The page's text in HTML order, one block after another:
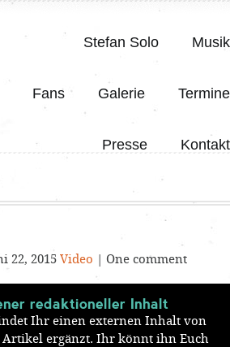
Stefan Solo Musik
Fans Galerie Termine
Presse Kontakt
22, 2015 Video | One comment
redaktioneller Inhalt
Ihr einen externen Inhalt von
Artikel ergänzt. Ihr könnt ihn Euch